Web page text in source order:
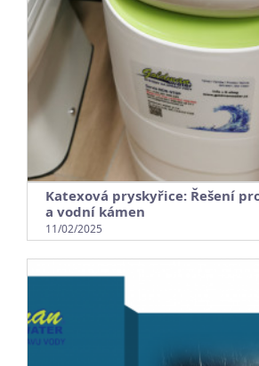
Katexová pryskyřice: Řešení
a vodní kámen
11/02/2025